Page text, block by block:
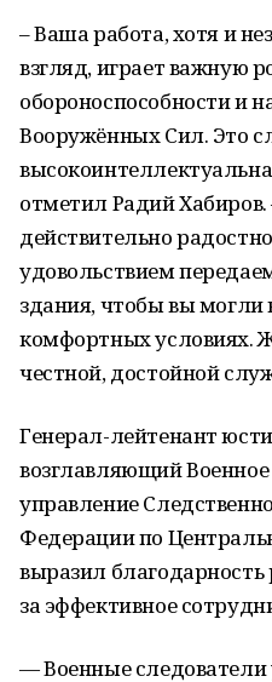
– Ваша работа, хотя и
взгляд, играет важную
обороноспособности и
Вооружённых Сил. Это
отметил Радий Хабиров.
действительно
удовольствием
здания, чтобы вы могли
комфортных условиях.
честной, достойной
Генерал-лейтенант
возглавляющий Военное
управление
Федерации по
выразил благодарность
за эффективное
— Военные